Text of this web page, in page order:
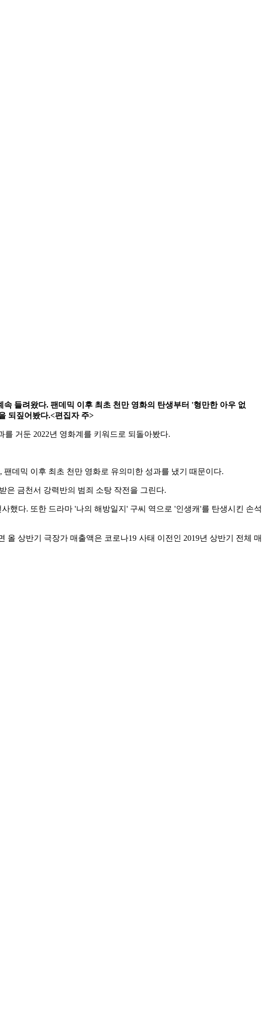
들려왔다. 팬데믹 이후 최초 천만 영화의 탄생부터 '형만한 아우 없
되짚어봤다.<편집자 주>
거둔 2022년 영화계를 키워드로 되돌아봤다.
데믹 이후 최초 천만 영화로 유의미한 성과를 냈기 때문이다.
은 금천서 강력반의 범죄 소탕 작전을 그린다.
했다. 또한 드라마 '나의 해방일지' 구씨 역으로 '인생캐'를 탄생시킨 손석
상반기 극장가 매출액은 코로나19 사태 이전인 2019년 상반기 전체 매